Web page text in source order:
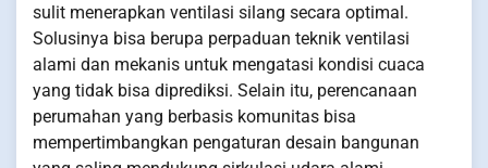
sulit menerapkan ventilasi silang secara optimal.
Solusinya bisa berupa perpaduan teknik ventilasi
alami dan mekanis untuk mengatasi kondisi cuaca
yang tidak bisa diprediksi. Selain itu, perencanaan
perumahan yang berbasis komunitas bisa
mempertimbangkan pengaturan desain bangunan